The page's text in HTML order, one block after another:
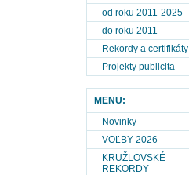
od roku 2011-2025
do roku 2011
Rekordy a certifikáty
Projekty publicita
MENU:
Novinky
VOĽBY 2026
KRUŽLOVSKÉ
REKORDY